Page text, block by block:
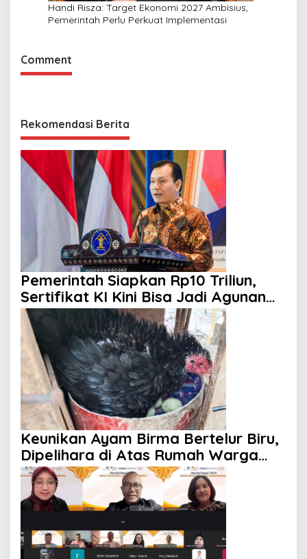
Handi Risza: Target Ekonomi 2027 Ambisius,
Pemerintah Perlu Perkuat Implementasi
Comment
Rekomendasi Berita
Pemerintah Siapkan Rp10 Triliun,
Sertifikat KI Kini Bisa Jadi Agunan
KUR
Keunikan Ayam Birma Bertelur Biru,
Dipelihara di Atas Rumah Warga
Jakarta Selatan